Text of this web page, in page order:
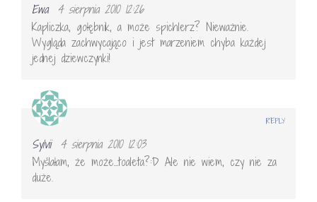
Ewa
4 sierpnia 2010 12:26
Kapliczka, gołębnik, a może spichlerz? Nieważnie.
Wygląda zachwycająco i jest marzeniem chyba każdej
jednej dziewczynki!
Sylvii
4 sierpnia 2010 12:03
Myślałam, że może…toaleta?:D Ale nie wiem, czy nie za
duże.
REPLY